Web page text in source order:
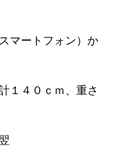
マートフォン）か
１４０ｃｍ、重さ